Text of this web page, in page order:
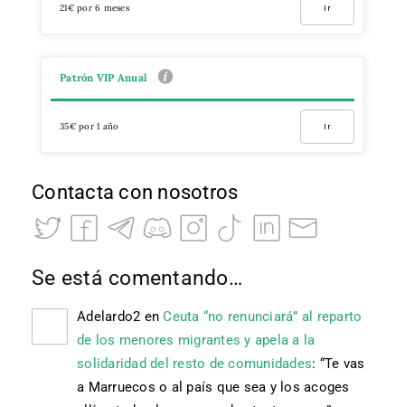
21€ por 6 meses Ir
Patrón VIP Anual
35€ por 1 año Ir
Contacta con nosotros
Se está comentando…
Adelardo2 enCeuta “no renunciará” al reparto
de los menores migrantes y apela a la
solidaridad del resto de comunidades: “Te vas
a Marruecos o al país que sea y los acoges